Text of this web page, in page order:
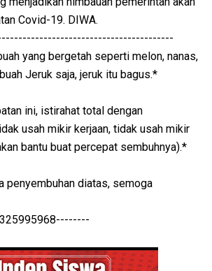
Covid-19. DIWA.
yang bergetah seperti melon, nanas,
Jeruk saja, jeruk itu bagus.*
ini, istirahat total dengan
usah mikir kerjaan, tidak usah mikir
bantu buat percepat sembuhnya).*
penyembuhan diatas, semoga